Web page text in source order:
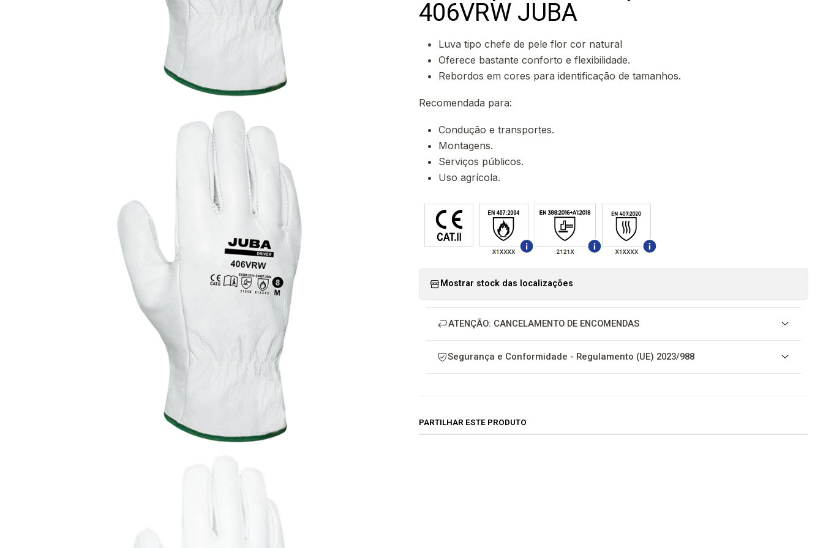
406VRW JUBA
Luva tipo chefe de pele flor cor natural
Oferece bastante conforto e flexibilidade.
Rebordos em cores para identificação de tamanhos.
Recomendada para:
Condução e transportes.
Montagens.
Serviços públicos.
Uso agrícola.
Mostrar stock das localizações
ATENÇÃO: CANCELAMENTO DE ENCOMENDAS
Segurança e Conformidade - Regulamento (UE) 2023/988
PARTILHAR ESTE PRODUTO